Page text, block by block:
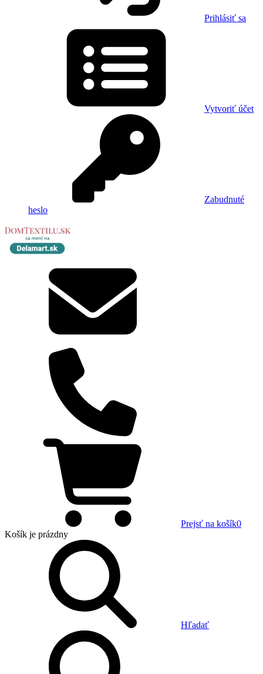
Prihlásiť sa
Vytvoriť účet
Zabudnuté
heslo
Prejsť na košík0
Košík je prázdny
Hľadať